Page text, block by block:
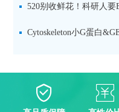
双赋能，下单即赠京东
520别收鲜花！科研人要
卡！
Cytoskeleton小G蛋白